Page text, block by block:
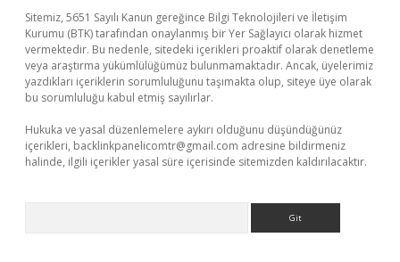
Sitemiz, 5651 Sayılı Kanun gereğince Bilgi Teknolojileri ve İletişim
Kurumu (BTK) tarafından onaylanmış bir Yer Sağlayıcı olarak hizmet
vermektedir. Bu nedenle, sitedeki içerikleri proaktif olarak denetleme
veya araştırma yükümlülüğümüz bulunmamaktadır. Ancak, üyelerimiz
yazdıkları içeriklerin sorumluluğunu taşımakta olup, siteye üye olarak
bu sorumluluğu kabul etmiş sayılırlar.
Hukuka ve yasal düzenlemelere aykırı olduğunu düşündüğünüz
içerikleri, backlinkpanelicomtr@gmail.com adresine bildirmeniz
halinde, ilgili içerikler yasal süre içerisinde sitemizden kaldırılacaktır.